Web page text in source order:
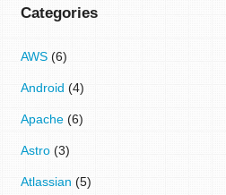
Categories
AWS (6)
Android (4)
Apache (6)
Astro (3)
Atlassian (5)